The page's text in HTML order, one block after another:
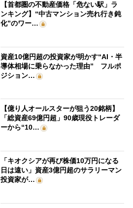
【首都圏の不動産価格「危ない駅」ラ
ンキング】“中古マンション売れ行き鈍
化”のワー…
資産10億円超の投資家が明かす“AI・半
導体相場に乗らなかった理由” フルポ
ジション…
【億り人オールスターが狙う20銘柄】
「総資産69億円超」90歳現役トレーダ
ーから“10…
「キオクシアが再び株価10万円になる
日は遠い」資産3億円超のサラリーマン
投資家が…